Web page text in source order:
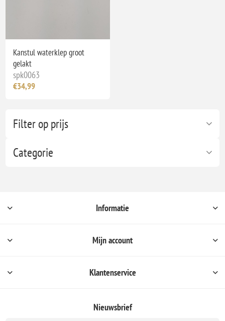
Filter op prijs
Categorie
Kanstul waterklep groot
gelakt
spk0063
€34,99
Informatie
Mijn account
Klantenservice
Nieuwsbrief